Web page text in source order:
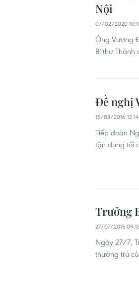
Nội
07/02/2020
Ông Vương
Bí thư Thành
Đề nghị
15/03/2016 12:14
Tiếp đoàn
tận dụng tối
Trưởng
27/07/2015 09:13
Ngày 27/7,
thường trú